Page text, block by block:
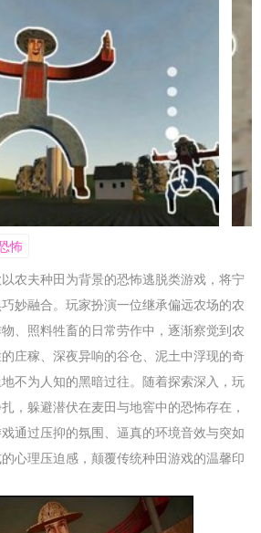
怖
农夫种田为背景的恐怖逃脱类游戏，将宁
妙融合。玩家扮演一位继承偏远农场的农
、照料牲畜的日常劳作中，逐渐察觉到农
庄稼、深夜异响的谷仓、泥土中浮现的奇
不为人知的黑暗过往。随着探索深入，玩
，躲避潜伏在麦田与地窖中的恐怖存在，
通过压抑的氛围、逼真的环境音效与突如
心理压迫感，颠覆传统种田游戏的温馨印